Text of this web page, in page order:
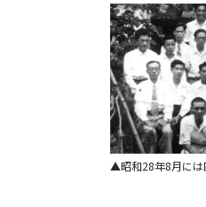
昭和28年8月には